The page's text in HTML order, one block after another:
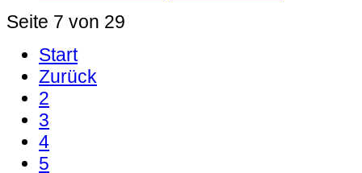
Seite 7 von 29
Start
Zurück
2
3
4
5